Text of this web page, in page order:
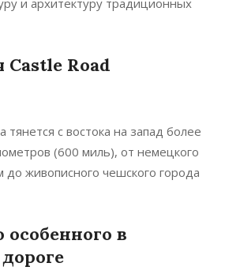
и архитектуру традиционных
Castle Road
тянется с востока на запад более
(600 миль), от немецкого
до живописного чешского города
особенного в